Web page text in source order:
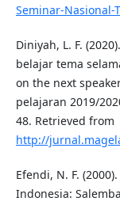
Seminar-Nasional-
Diniyah, L. F.
belajar tema
on the next
pelajaran 2019/
48. Retrieved from
http://
Efendi, N. F.
Indonesia: